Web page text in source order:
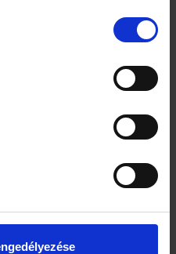
A fényvédelem módjai
Mindenkinek érdemes
megfogadni azt az
tűző napot, délelőtt 11 és
délután 15 óra között ne
természetes védekező
képessége természetesen
kell, hogy napozáskor
tartsuk be a fokozatosság
elvét. Ha lassan növeljük a